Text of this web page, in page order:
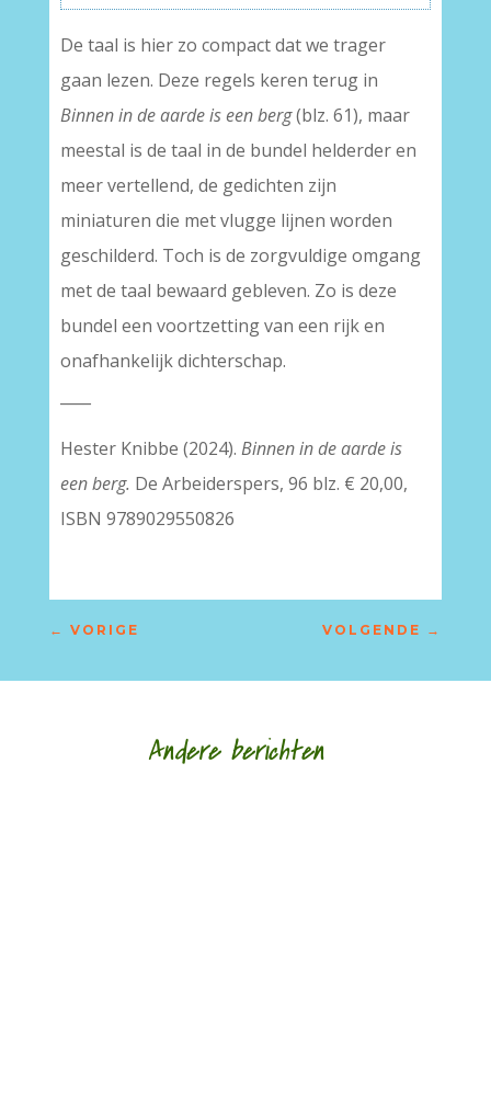
De taal is hier zo compact dat we trager
gaan lezen. Deze regels keren terug in
Binnen in de aarde is een berg(blz. 61), maar
meestal is de taal in de bundel helderder en
meer vertellend, de gedichten zijn
miniaturen die met vlugge lijnen worden
geschilderd. Toch is de zorgvuldige omgang
met de taal bewaard gebleven. Zo is deze
bundel een voortzetting van een rijk en
onafhankelijk dichterschap.
Hester Knibbe (2024). Binnen in de aarde is
een berg. De Arbeiderspers, 96 blz. € 20,00,
ISBN 9789029550826
← VORIGE VOLGENDE →
Andere berichten